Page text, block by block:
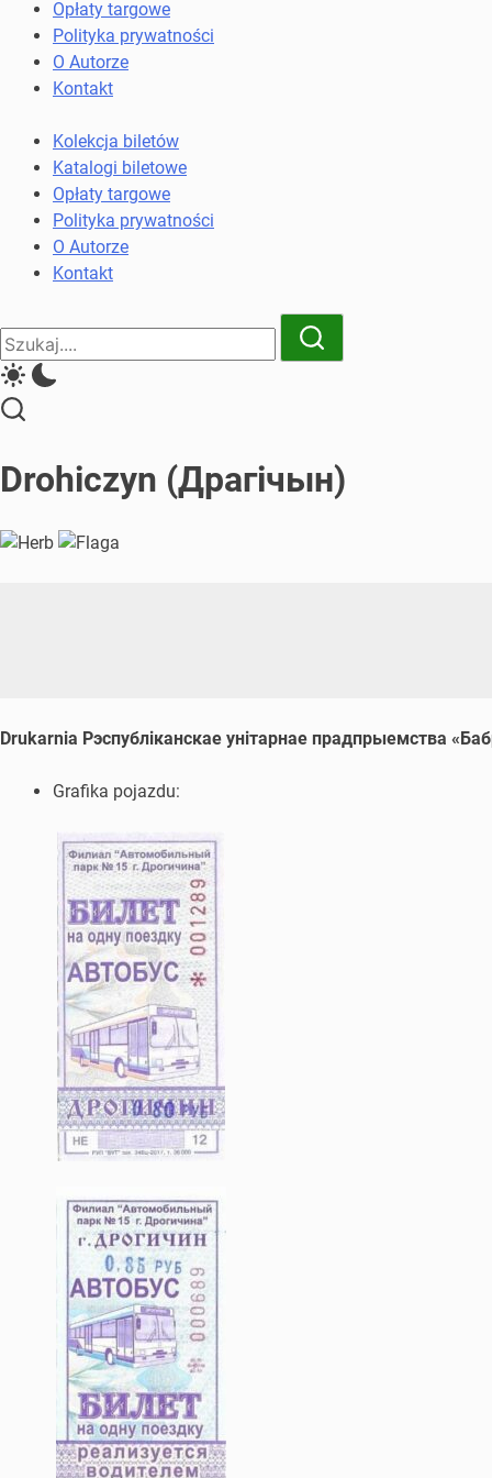
komunikacji
miejskiej
kolejowych
Opłaty targowe
Polityka prywatności
O Autorze
Kontakt
Kolekcja biletów
Katalogi biletowe
Opłaty targowe
Polityka prywatności
O Autorze
Kontakt
Close
Search
Search
Drohiczyn (Драгічын)
Drukarnia Рэспубліканскае унітарнае прадпрыемства
Grafika pojazdu: